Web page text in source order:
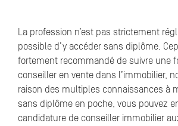
La profession n’est pas strictement
possible d’y accéder sans diplôme.
fortement recommandé de suivre une
conseiller en vente dans l’immobilier,
raison des multiples connaissances à
sans diplôme en poche, vous pouvez
candidature de conseiller immobilier